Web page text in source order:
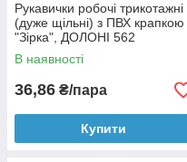
Рукавички робочі трикотажні
(дуже щільні) з ПВХ крапкою
"Зірка", ДОЛОНІ 562
В наявності
36,86 ₴/пара
Купити